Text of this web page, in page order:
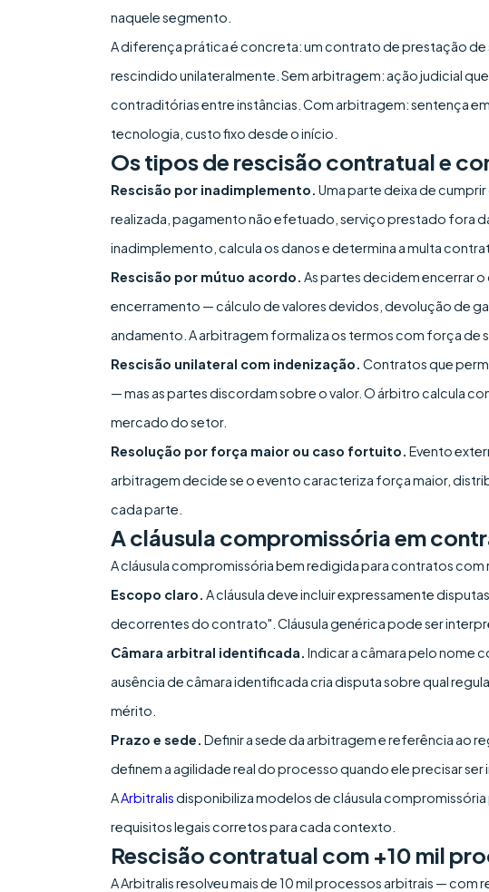
naquele segmento.
A diferença prática é concreta: um contrato de prestação de
rescindido unilateralmente. Sem arbitragem: ação judicial
contraditórias entre instâncias. Com arbitragem: sentença
tecnologia, custo fixo desde o início.
Os tipos de rescisão contratual e
Rescisão por inadimplemento. Uma parte deixa de
realizada, pagamento não efetuado, serviço prestado fora
inadimplemento, calcula os danos e determina a multa
Rescisão por mútuo acordo. As partes decidem encerrar
encerramento — cálculo de valores devidos, devolução de
andamento. A arbitragem formaliza os termos com força de
Rescisão unilateral com indenização. Contratos que
— mas as partes discordam sobre o valor. O árbitro calcula
mercado do setor.
Resolução por força maior ou caso fortuito. Evento
arbitragem decide se o evento caracteriza força maior,
cada parte.
A cláusula compromissória em
A cláusula compromissória bem redigida para contratos
Escopo claro. A cláusula deve incluir expressamente
decorrentes do contrato". Cláusula genérica pode ser
Câmara arbitral identificada. Indicar a câmara pelo nome
ausência de câmara identificada cria disputa sobre qual
mérito.
Prazo e sede. Definir a sede da arbitragem e referência ao
definem a agilidade real do processo quando ele precisar ser
AArbitralisdisponibiliza modelos de cláusula
requisitos legais corretos para cada contexto.
Rescisão contratual com +10 mil
A Arbitralis resolveu mais de 10 mil processos arbitrais —